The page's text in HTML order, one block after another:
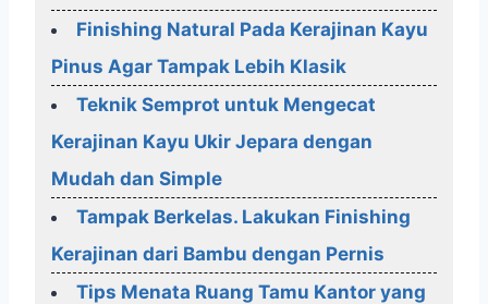
Finishing Natural Pada Kerajinan Kayu
Pinus Agar Tampak Lebih Klasik
Teknik Semprot untuk Mengecat
Kerajinan Kayu Ukir Jepara dengan
Mudah dan Simple
Tampak Berkelas. Lakukan Finishing
Kerajinan dari Bambu dengan Pernis
Tips Menata Ruang Tamu Kantor yang